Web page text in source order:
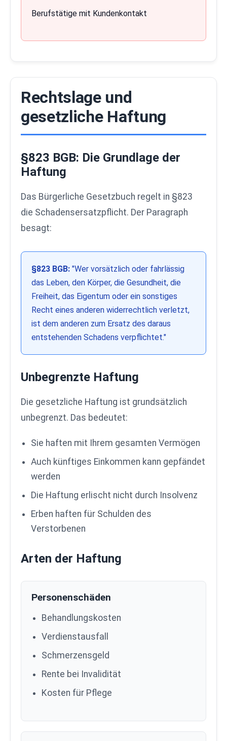
Berufstätige mit Kundenkontakt
Rechtslage und
gesetzliche Haftung
§823 BGB: Die Grundlage der
Haftung
Das Bürgerliche Gesetzbuch regelt in §823
die Schadensersatzpflicht. Der Paragraph
besagt:
§823 BGB: "Wer vorsätzlich oder fahrlässig
das Leben, den Körper, die Gesundheit, die
Freiheit, das Eigentum oder ein sonstiges
Recht eines anderen widerrechtlich verletzt,
ist dem anderen zum Ersatz des daraus
entstehenden Schadens verpflichtet."
Unbegrenzte Haftung
Die gesetzliche Haftung ist grundsätzlich
unbegrenzt. Das bedeutet:
Sie haften mit Ihrem gesamten Vermögen
Auch künftiges Einkommen kann gepfändet
werden
Die Haftung erlischt nicht durch Insolvenz
Erben haften für Schulden des
Verstorbenen
Arten der Haftung
Personenschäden
Behandlungskosten
Verdienstausfall
Schmerzensgeld
Rente bei Invalidität
Kosten für Pflege